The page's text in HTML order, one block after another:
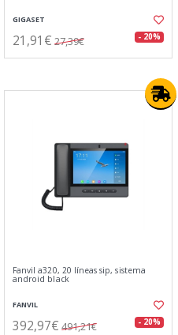
GIGASET
21,91€ 27,39€ - 20%
Fanvil a320, 20 líneas sip, sistema
android black
FANVIL
392,97€ 491,21€ - 20%